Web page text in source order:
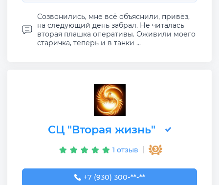
Созвонились, мне всё объяснили, привёз,
на следующий день забрал. Не читалась
вторая плашка оперативы. Оживили моего
старичка, теперь и в танки ...
СЦ "Вторая жизнь"
1 отзыв
+7 (930) 300-50-67
+7 (930) 300-**-**